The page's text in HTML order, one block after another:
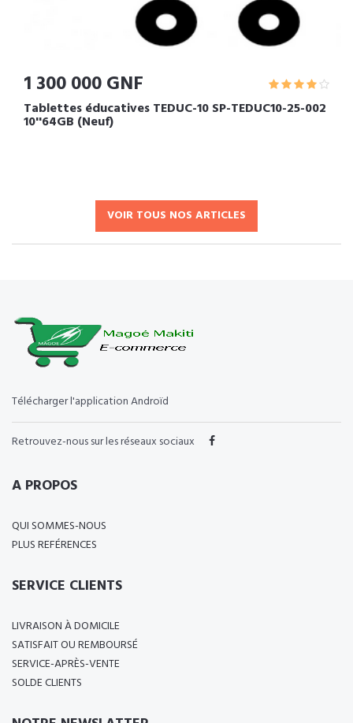
1 300 000 GNF
Tablettes éducatives TEDUC-10 SP-TEDUC10-25-002
10''64GB (Neuf)
VOIR TOUS NOS ARTICLES
Télécharger l'application Androïd
Retrouvez-nous sur les réseaux sociaux
A PROPOS
QUI SOMMES-NOUS
PLUS REFÉRENCES
SERVICE CLIENTS
LIVRAISON À DOMICILE
SATISFAIT OU REMBOURSÉ
SERVICE-APRÈS-VENTE
SOLDE CLIENTS